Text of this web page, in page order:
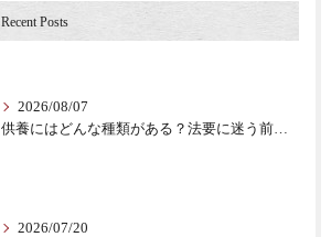
Recent Posts
2026/08/07
供養にはどんな種類がある？法要に迷う前に知る意味
2026/07/20